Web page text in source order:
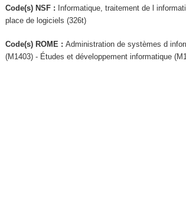
Code(s) NSF : Informatique, traitement de l
place de logiciels (326t)
Code(s) ROME :Administration de systèmes d
(M1403) - Études et développement informatique